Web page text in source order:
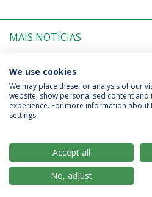
MAIS NOTÍCIAS
PRÓXIMOS EVENTOS
Política de Privacidade
© 2026 Universidade
We use cookies
We may place these for analysis of our
website, show personalised content and
experience. For more information about
settings.
Accept all
No, adjust